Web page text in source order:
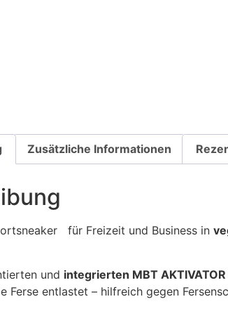
Zusätzliche Informationen
für Freizeit und Business in
und integrierten MBT AKTIVATOR
Ferse entlastet – hilfreich gegen